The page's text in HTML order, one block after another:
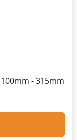
- 315mm